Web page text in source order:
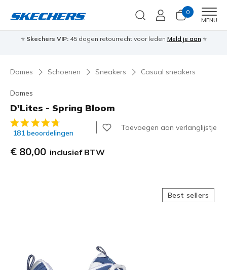
0
MENU
⭐ Skechers VIP:45 dagen retourrecht voor leden Meld je aan ⭐
Dames Schoenen Sneakers Casual sneakers
Dames
D'Lites - Spring Bloom
4,6 van de 5 klantbeoordelingen
181 beoordelingen
Toevoegen aan verlanglijstje
€ 80,00 inclusief BTW
Best sellers